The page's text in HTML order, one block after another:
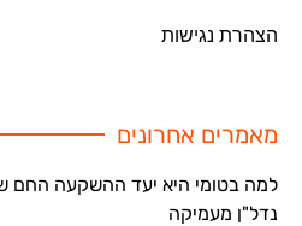
הצהרת נגישות
מאמרים אחרונים
נדל"ן מעמיקה